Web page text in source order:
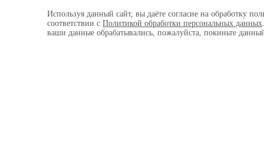
Используя данный сайт, вы даёте согласие на обработку
соответствии с Политикой обработки персональных данных
ваши данные обрабатывались, пожалуйста, покиньте